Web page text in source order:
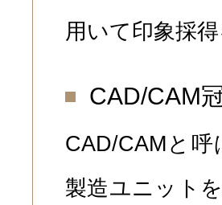
用いて印象採得
CAD/CAM
CAD/CAMと
製造ユニット